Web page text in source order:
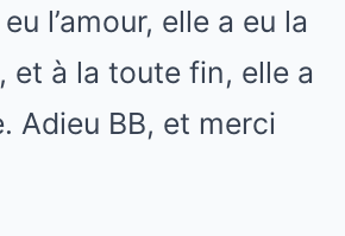
l’amour, elle a eu la
et à la toute fin, elle a
Adieu BB, et merci